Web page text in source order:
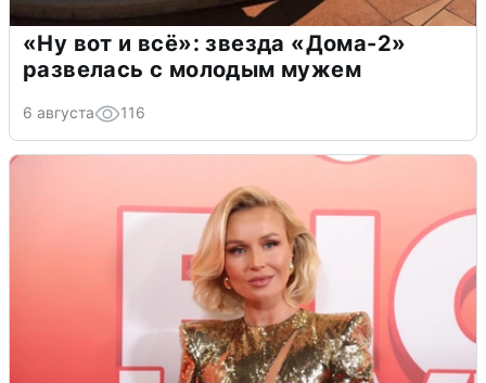
«Ну вот и всё»: звезда «Дома-2»
развелась с молодым мужем
6 августа 116